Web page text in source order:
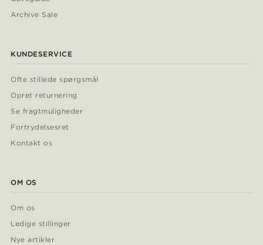
Archive Sale
KUNDESERVICE
Ofte stillede spørgsmål
Opret returnering
Se fragtmuligheder
Fortrydelsesret
Kontakt os
OM OS
Om os
Ledige stillinger
Nye artikler